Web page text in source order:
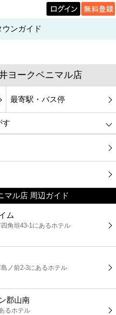
ウンガイド
ヨークベニマル店
最寄駅・バス停
す
マル店 周辺ガイド
ム
角坦43-1にあるホテル
ノ前2-3にあるホテル
郡山南
るホテル